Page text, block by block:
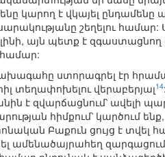
կարող է վկայել
շեղելու
այն պետք է զգաստացնող
ստորագրել էր
տեղափոխելու վերաբերյալ14
է զվարճացնում՝ ավելի
հիմքում՝ կարծում
Բաքուն ցույց է